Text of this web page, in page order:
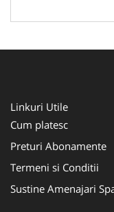
Linkuri Utile
Cum platesc
Preturi Abonamente
Termeni si Conditii
Sustine Amenajari